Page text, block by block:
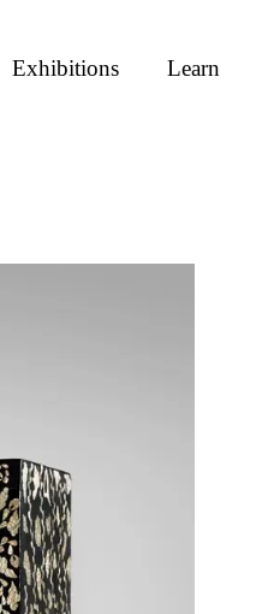
Exhibitions Learn